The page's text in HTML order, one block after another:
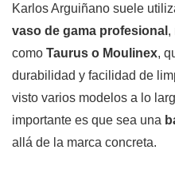
Karlos Arguiñano suele
vaso de gama profesional ,
como Taurus o Moulinex,
durabilidad y facilidad de
visto varios modelos a lo
importante es que sea una
allá de la marca concreta.